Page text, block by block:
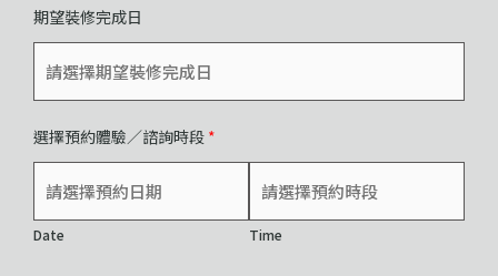
期望裝修完成日
選擇預約體驗／諮詢時段 *
Date Time